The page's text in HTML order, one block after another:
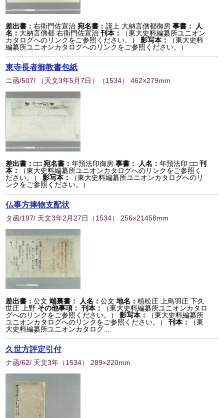
差出書：右衛門佐宣治 宛名書：謹上 大納言僧都御房 事書：
人
名： 大納言僧都 右衛門佐宣治 刊本：
（東大史料編纂所ユニオン
カタログへのリンクをご参照ください。）
影写本：
（東大史料
編纂所ユニオンカタログへのリンクをご参照ください。）
東寺長者御教書包紙
ニ函/507/ （天文3年5月7日） （1534） 462×279mm
差出書：□□ 宛名書：年預法印御房 事書： 人名：年預法印 □□ 刊
本：
（東大史料編纂所ユニオンカタログへのリンクをご参照く
ださい。）
影写本：
（東大史料編纂所ユニオンカタログへのリ
ンクをご参照ください。）
仏事方捧物支配状
タ函/197/ 天文3年2月27日 （1534） 256×21458mm
差出書：公文 端裏書： 人名：公文 地名：植松庄 上鳥羽庄 下久
世庄 上野 その他事項： 刊本：
（東大史料編纂所ユニオンカタロ
グへのリンクをご参照ください。）
影写本：
（東大史料編纂所
ユニオンカタログへのリンクをご参照ください。）
刊本：
（東
大史料編纂所ユニオンカタログ...
久世方評定引付
ナ函/62/ 天文3年 （1534） 289×220mm